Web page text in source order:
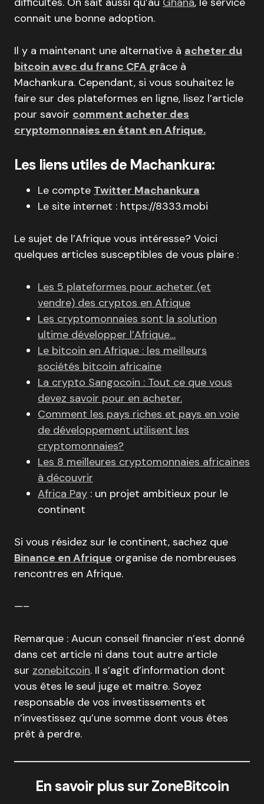
connait une bonne adoption.
Il y a maintenant une alternative à acheter du
bitcoin avec du franc CFA grâce à
Machankura. Cependant, si vous souhaitez le
faire sur des plateformes en ligne, lisez l’article
pour savoir comment acheter des
cryptomonnaies en étant en Afrique.
Les liens utiles de Machankura:
Le compte Twitter Machankura
Le site internet : https://8333.mobi
Le sujet de l’Afrique vous intéresse? Voici
quelques articles susceptibles de vous plaire :
Les 5 plateformes pour acheter (et
vendre) des cryptos en Afrique
Les cryptomonnaies sont la solution
ultime développer l’Afrique…
Le bitcoin en Afrique : les meilleurs
sociétés bitcoin africaine
La crypto Sangocoin : Tout ce que vous
devez savoir pour en acheter.
Comment les pays riches et pays en voie
de développement utilisent les
cryptomonnaies?
Les 8 meilleures cryptomonnaies africaines
à découvrir
Africa Pay : un projet ambitieux pour le
continent
Si vous résidez sur le continent, sachez que
Binance en Afrique organise de nombreuses
rencontres en Afrique.
—–
Remarque : Aucun conseil financier n’est donné
dans cet article ni dans tout autre article
sur zonebitcoin. Il s’agit d’information dont
vous êtes le seul juge et maitre. Soyez
responsable de vos investissements et
n’investissez qu’une somme dont vous êtes
prêt à perdre.
En savoir plus sur ZoneBitcoin